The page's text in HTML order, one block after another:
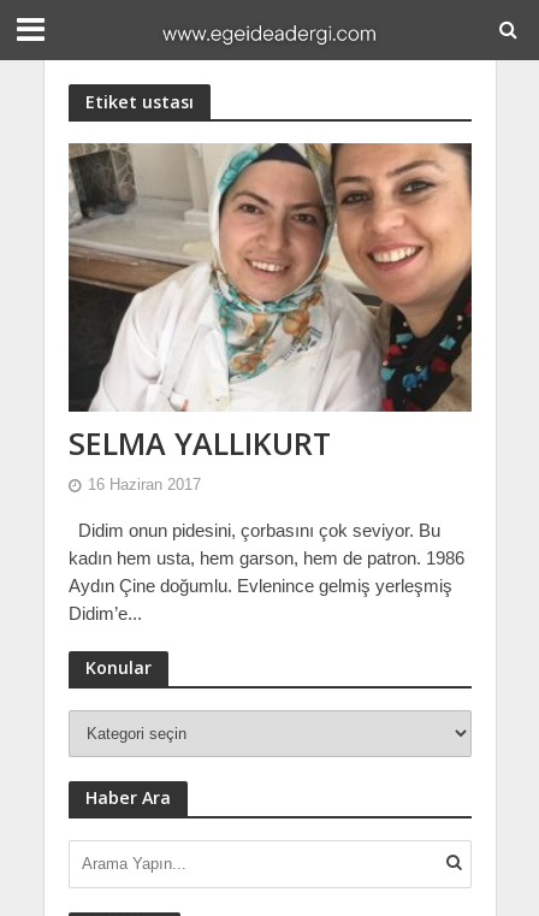
Etiket ustası
SELMA YALLIKURT
16 Haziran 2017
Didim onun pidesini, çorbasını çok seviyor. Bu
kadın hem usta, hem garson, hem de patron. 1986
Aydın Çine doğumlu. Evlenince gelmiş yerleşmiş
Didim’e...
Konular
Haber Ara